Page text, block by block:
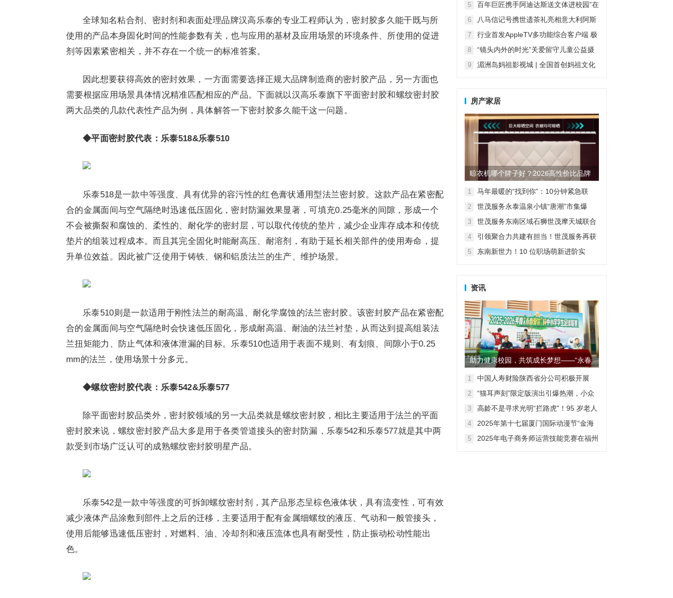
全球知名粘合剂、密封剂和表面处理品牌汉高乐泰的专业工程师认为，密封胶多久能干既与所
使用的产品本身固化时间的性能参数有关，也与应用的基材及应用场景的环境条件、所使用的促进
剂等因素紧密相关，并不存在一个统一的标准答案。
因此想要获得高效的密封效果，一方面需要选择正规大品牌制造商的密封胶产品，另一方面也
需要根据应用场景具体情况精准匹配相应的产品。下面就以汉高乐泰旗下平面密封胶和螺纹密封胶
两大品类的几款代表性产品为例，具体解答一下密封胶多久能干这一问题。
◆平面密封胶代表：乐泰518&乐泰510
乐泰518是一款中等强度、具有优异的容污性的红色膏状通用型法兰密封胶。这款产品在紧密配
合的金属面间与空气隔绝时迅速低压固化，密封防漏效果显著，可填充0.25毫米的间隙，形成一个
不会被撕裂和腐蚀的、柔性的、耐化学的密封层，可以取代传统的垫片，减少企业库存成本和传统
垫片的组装过程成本。而且其完全固化时能耐高压、耐溶剂，有助于延长相关部件的使用寿命，提
升单位效益。因此被广泛使用于铸铁、钢和铝质法兰的生产、维护场景。
乐泰510则是一款适用于刚性法兰的耐高温、耐化学腐蚀的法兰密封胶。该密封胶产品在紧密配
合的金属面间与空气隔绝时会快速低压固化，形成耐高温、耐油的法兰衬垫，从而达到提高组装法
兰扭矩能力、防止气体和液体泄漏的目标。乐泰510也适用于表面不规则、有划痕、间隙小于0.25
mm的法兰，使用场景十分多元。
◆螺纹密封胶代表：乐泰542&乐泰577
除平面密封胶品类外，密封胶领域的另一大品类就是螺纹密封胶，相比主要适用于法兰的平面
密封胶来说，螺纹密封胶产品大多是用于各类管道接头的密封防漏，乐泰542和乐泰577就是其中两
款受到市场广泛认可的成熟螺纹密封胶明星产品。
乐泰542是一款中等强度的可拆卸螺纹密封剂，其产品形态呈棕色液体状，具有流变性，可有效
减少液体产品涂敷到部件上之后的迁移，主要适用于配有金属细螺纹的液压、气动和一般管接头，
使用后能够迅速低压密封，对燃料、油、冷却剂和液压流体也具有耐受性，防止振动松动性能出
色。
5
百年巨匠携手阿迪达斯送文体进校园”在
6
八马信记号携世遗茶礼亮相意大利阿斯
7
行业首发AppleTV多功能综合客户端 极
8
“镜头内外的时光”关爱留守儿童公益摄
9
湄洲岛妈祖影视城 | 全国首创妈祖文化
房产家居
晾衣机哪个牌子好？2026高性价比品牌
测评与选购指南
1
马年最暖的“找到你”：10分钟紧急联
2
世茂服务永泰温泉小镇“唐潮”市集爆
3
世茂服务东南区域石狮世茂摩天城联合
4
引领聚合力共建有担当！世茂服务再获
5
东南新世力！10 位职场萌新进阶实
资讯
助力健康校园，共筑成长梦想——“永春
爱尔杯”小学足球联赛圆满...
1
中国人寿财险陕西省分公司积极开展
2
“猫耳声刻”限定版演出引爆热潮，小众
3
高龄不是寻求光明“拦路虎”！95 岁老人
4
2025年第十七届厦门国际动漫节“金海
5
2025年电子商务师运营技能竞赛在福州